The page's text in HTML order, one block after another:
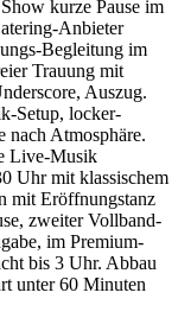
kurze Pause im
Anbieter
Begleitung im
Trauung mit
Auszug.
Setup, locker-
nach Atmosphäre.
Live-Musik
Uhr mit klassischem
mit Eröffnungstanz
zweiter Vollband-
im Premium-
bis 3 Uhr. Abbau
unter 60 Minuten